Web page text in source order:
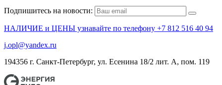
Подпишитесь на новости:
НАЛИЧИЕ и ЦЕНЫ узнавайте по телефону +7 812 516 40 94
j.opl@yandex.ru
194356 г. Санкт-Петербург, ул. Есенина 18/2 лит. А, пом. 119